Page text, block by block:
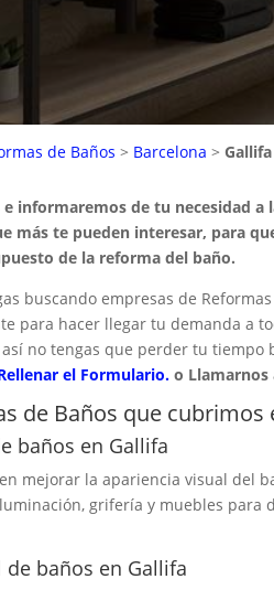
de Baños > Barcelona > Gallifa
informaremos de tu necesidad a
más te pueden interesar, para
de la reforma del baño.
buscando empresas de
para hacer llegar tu demanda a
no tengas que perder tu tiempo
el Formulario. o Llamarnos
de Baños que cubrimos
baños en Gallifa
mejorar la apariencia visual del
grifería y muebles para
baños en Gallifa